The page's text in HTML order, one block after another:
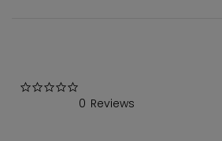
0 Reviews